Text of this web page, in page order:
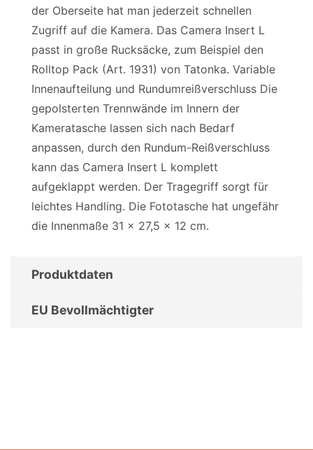
der Oberseite hat man jederzeit schnellen
Zugriff auf die Kamera. Das Camera Insert L
passt in große Rucksäcke, zum Beispiel den
Rolltop Pack (Art. 1931) von Tatonka. Variable
Innenaufteilung und Rundumreißverschluss Die
gepolsterten Trennwände im Innern der
Kameratasche lassen sich nach Bedarf
anpassen, durch den Rundum-Reißverschluss
kann das Camera Insert L komplett
aufgeklappt werden. Der Tragegriff sorgt für
leichtes Handling. Die Fototasche hat ungefähr
die Innenmaße 31 x 27,5 x 12 cm.
Produktdaten
EU Bevollmächtigter